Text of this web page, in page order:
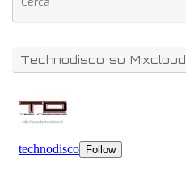
Technodisco su Mixcloud